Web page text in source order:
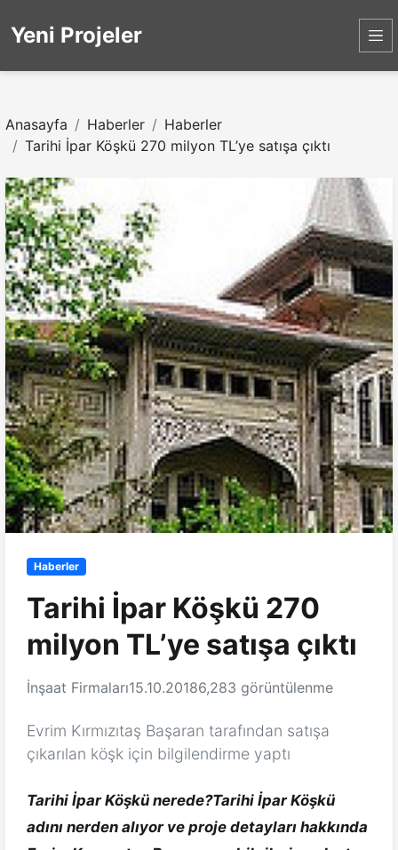
Yeni Projeler
Anasayfa Haberler
Haberler
Tarihi İpar Köşkü 270 milyon TL’ye satışa çıktı
Haberler
Tarihi İpar Köşkü 270
milyon TL’ye satışa çıktı
İnşaat Firmaları15.10.20186,283 görüntülenme
Evrim Kırmızıtaş Başaran tarafından satışa
çıkarılan köşk için bilgilendirme yaptı
Tarihi İpar Köşkü nerede?Tarihi İpar Köşkü
adını nerden alıyor ve proje detayları hakkında